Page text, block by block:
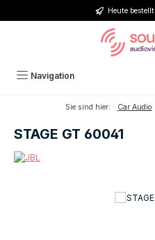
Zum Hauptinhalt springenHeute
Navigation
Sie sind hier: Car Audio
STAGE GT 60041